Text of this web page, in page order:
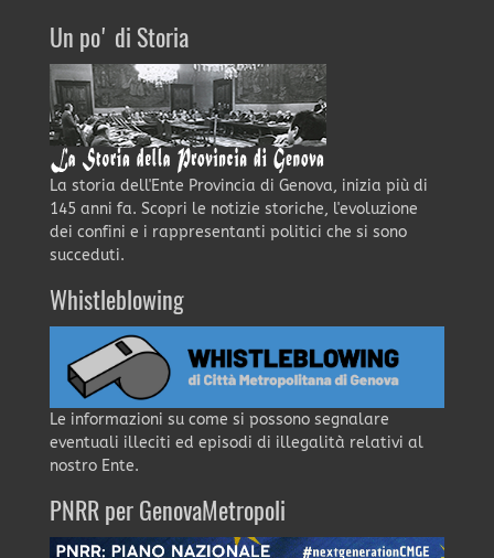
Un po' di Storia
La storia dell'Ente Provincia di Genova, inizia più di
145 anni fa. Scopri le notizie storiche, l'evoluzione
dei confini e i rappresentanti politici che si sono
succeduti.
Whistleblowing
Le informazioni su come si possono segnalare
eventuali illeciti ed episodi di illegalità relativi al
nostro Ente.
PNRR per GenovaMetropoli